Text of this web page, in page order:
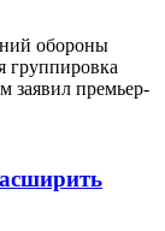
обороны
группировка
премьер-